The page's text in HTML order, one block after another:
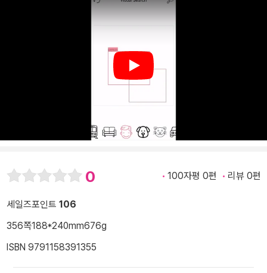
Play
0 100자평 0편 리뷰 0편
세일즈포인트 106
356쪽188*240mm676g
ISBN 9791158391355